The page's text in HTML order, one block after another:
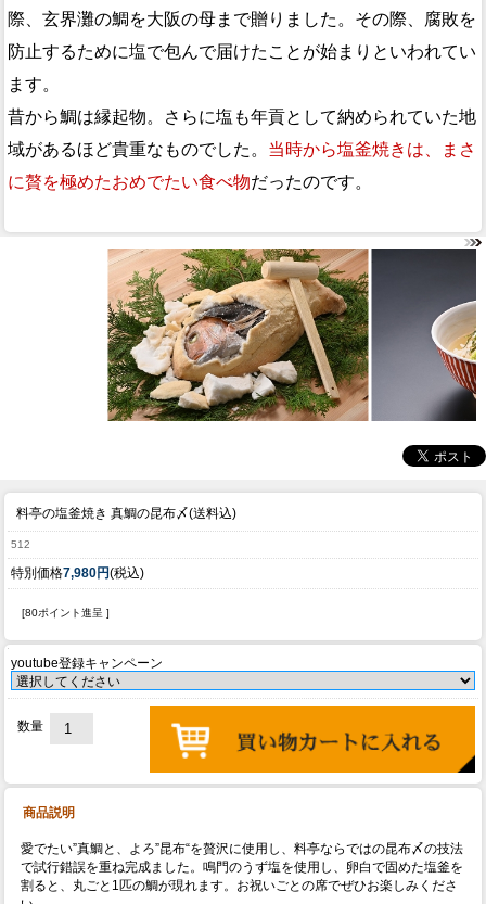
際、玄界灘の鯛を大阪の母まで贈りました。その際、腐敗を
防止するために塩で包んで届けたことが始まりといわれてい
ます。
昔から鯛は縁起物。さらに塩も年貢として納められていた地
域があるほど貴重なものでした。 当時から塩釜焼きは、まさ
に贅を極めたおめでたい食べ物だったのです。
料亭の塩釜焼き 真鯛の昆布〆(送料込)
512
特別価格7,980円(税込)
[80ポイント進呈 ]
youtube登録キャンペーン
数量
商品説明
愛でたい”真鯛と、よろ”昆布“を贅沢に使用し、料亭ならではの昆布〆の技法
で試行錯誤を重ね完成ました。鳴門のうず塩を使用し、卵白で固めた塩釜を
割ると、丸ごと1匹の鯛が現れます。お祝いごとの席でぜひお楽しみくださ